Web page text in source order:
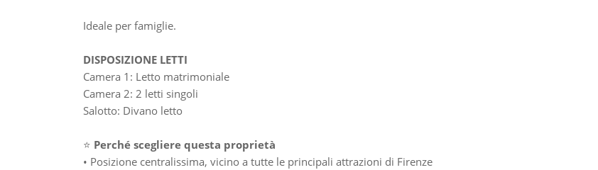
Ideale per famiglie.
DISPOSIZIONE LETTI
Camera 1: Letto matrimoniale
Camera 2: 2 letti singoli
Salotto: Divano letto
⭐ Perché scegliere questa proprietà
• Posizione centralissima, vicino a tutte le principali attrazioni di Firenze